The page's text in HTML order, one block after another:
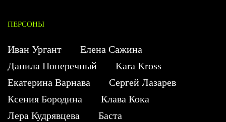
ПЕРСОНЫ
Иван Ургант
Елена Сажина
Данила Поперечный
Kara Kross
Екатерина Варнава
Сергей Лазарев
Ксения Бородина
Клава Кока
Лера Кудрявцева
Баста